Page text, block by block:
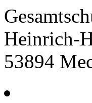
Heinrich-
53894